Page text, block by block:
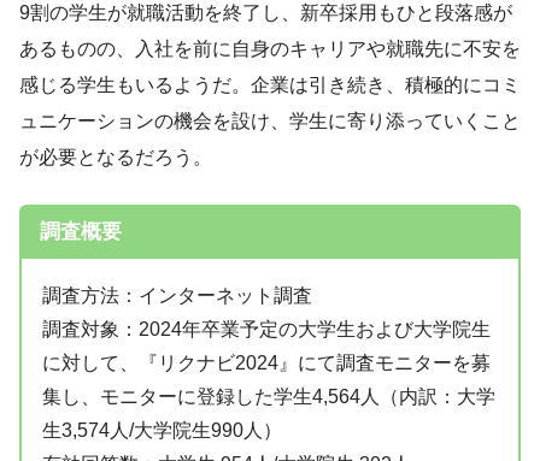
9割の学生が就職活動を終了し、新卒採用もひと段落感が
あるものの、入社を前に自身のキャリアや就職先に不安を
感じる学生もいるようだ。企業は引き続き、積極的にコミ
ュニケーションの機会を設け、学生に寄り添っていくこと
が必要となるだろう。
調査概要
調査方法：インターネット調査
調査対象：2024年卒業予定の大学生および大学院生
に対して、『リクナビ2024』にて調査モニターを募
集し、モニターに登録した学生4,564人（内訳：大学
生3,574人/大学院生990人）